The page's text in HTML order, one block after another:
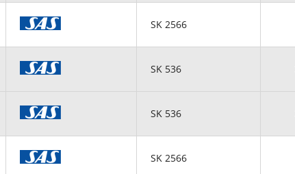
SK 2566
SK 536
SK 536
SK 2566